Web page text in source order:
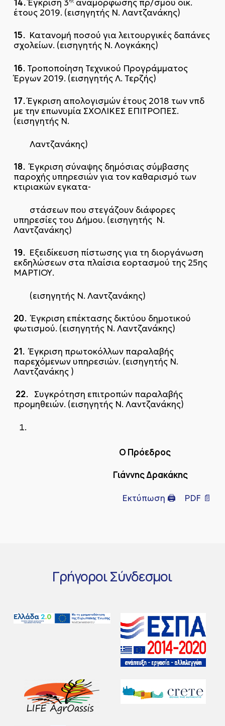
Έγκριση 3 αναμόρφωσης πρ/σμού οικ.
έτους 2019. (εισηγητής Ν. Λαντζανάκης)
15. Κατανομή ποσού για λειτουργικές δαπάνες
σχολείων. (εισηγητής Ν. Λογκάκης)
16. Τροποποίηση Τεχνικού Προγράμματος
Έργων 2019. (εισηγητής Λ. Τερζής)
17.Έγκριση απολογισμών έτους 2018 των νπδ
με την επωνυμία ΣΧΟΛΙΚΕΣ ΕΠΙΤΡΟΠΕΣ.
(εισηγητής Ν.
Λαντζανάκης)
18. Έγκριση σύναψης δημόσιας σύμβασης
παροχής υπηρεσιών για τον καθαρισμό των
κτιριακών εγκατα-
στάσεων που στεγάζουν διάφορες
υπηρεσίες του Δήμου. (εισηγητής Ν.
Λαντζανάκης)
19. Εξειδίκευση πίστωσης για τη διοργάνωση
εκδηλώσεων στα πλαίσια εορτασμού της 25ης
ΜΑΡΤΙΟΥ.
(εισηγητής Ν. Λαντζανάκης)
20. Έγκριση επέκτασης δικτύου δημοτικού
φωτισμού. (εισηγητής Ν. Λαντζανάκης)
21. Έγκριση πρωτοκόλλων παραλαβής
παρεχόμενων υπηρεσιών. (εισηγητής Ν.
Λαντζανάκης )
22. Συγκρότηση επιτροπών παραλαβής
προμηθειών. (εισηγητής Ν. Λαντζανάκης)
Ο Πρόεδρος
Γιάννης Δρακάκης
Εκτύπωση 🖨 PDF 📄
ΓρήγοροιΣύνδεσμοι